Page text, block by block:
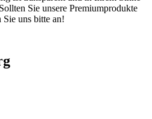
Sollten Sie unsere Premiumprodukte
Sie uns bitte an!